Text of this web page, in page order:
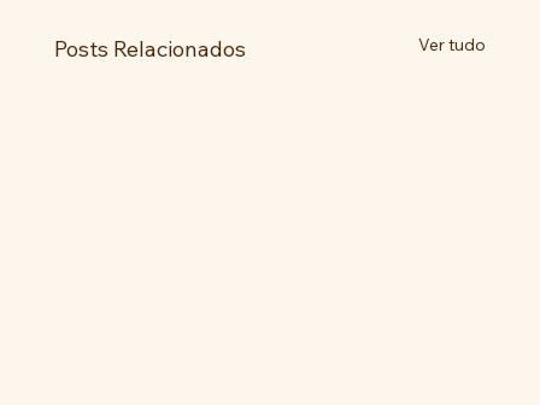
Posts Relacionados Ver tudo